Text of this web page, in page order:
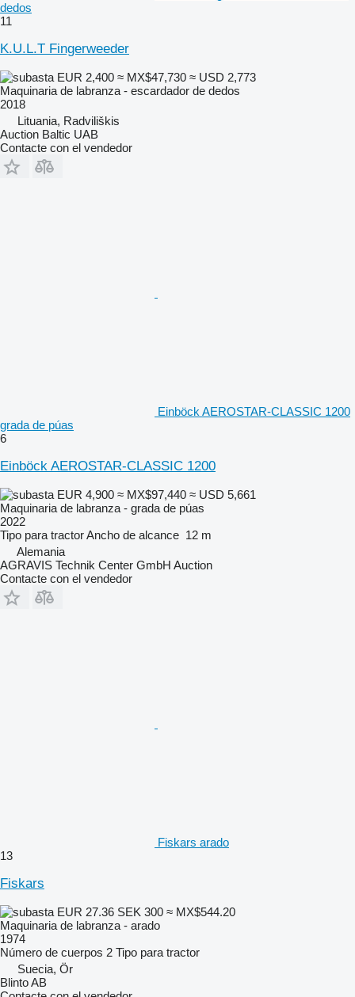
dedos
11
K.U.L.T Fingerweeder
EUR 2,400 ≈ MX$47,730 ≈ USD 2,773
Maquinaria de labranza - escardador de dedos
2018
Lituania, Radviliškis
Auction Baltic UAB
Contacte con el vendedor
Einböck AEROSTAR-CLASSIC 1200
grada de púas
6
Einböck AEROSTAR-CLASSIC 1200
EUR 4,900 ≈ MX$97,440 ≈ USD 5,661
Maquinaria de labranza - grada de púas
2022
Tipo para tractorAncho de alcance 12 m
Alemania
AGRAVIS Technik Center GmbH Auction
Contacte con el vendedor
Fiskars arado
13
Fiskars
EUR 27.36 SEK 300 ≈ MX$544.20
Maquinaria de labranza - arado
1974
Número de cuerpos 2 Tipo para tractor
Suecia, Ör
Blinto AB